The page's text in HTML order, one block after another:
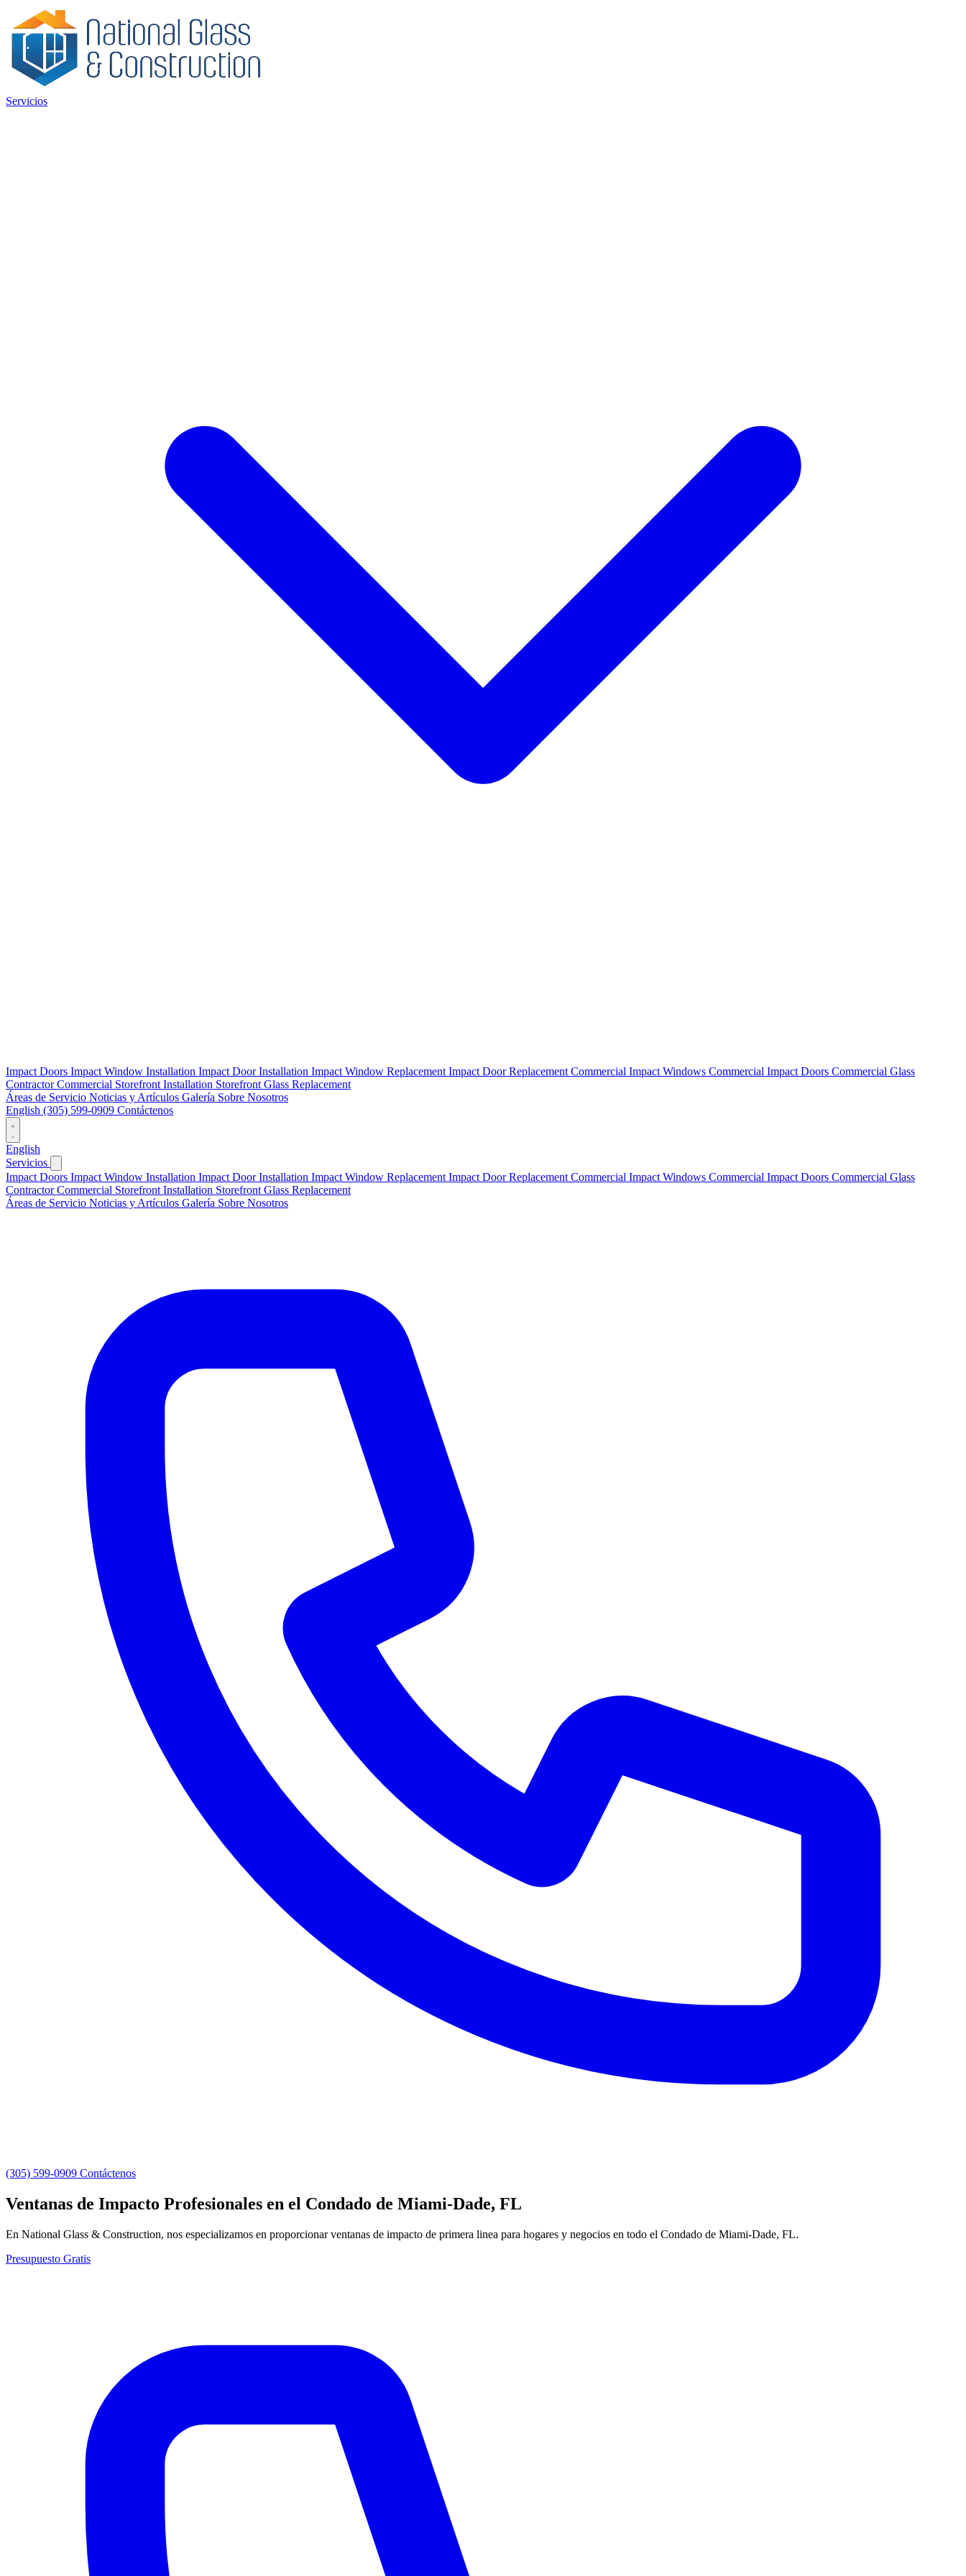
Servicios
Impact Doors Impact Window Installation Impact Door Installation Impact Window Replacement Impact Door Replacement Commercial Impact Windows Commercial Impact Doors Commercial Glass
ContractorCommercial Storefront Installation Storefront Glass Replacement
Áreas de Servicio Noticias y Artículos Galería Sobre Nosotros
English (305) 599-0909 Contáctenos
English
Servicios
Impact Doors Impact Window Installation Impact Door Installation Impact Window Replacement Impact Door Replacement Commercial Impact Windows Commercial Impact Doors Commercial Glass
ContractorCommercial Storefront Installation Storefront Glass Replacement
Áreas de Servicio Noticias y Artículos Galería Sobre Nosotros
(305) 599-0909 Contáctenos
Ventanas de Impacto Profesionales en el Condado de Miami-Dade, FL
En National Glass & Construction, nos especializamos en proporcionar ventanas de impacto de primera linea para hogares y negocios en todo el Condado de Miami-Dade, FL.
Presupuesto Gratis